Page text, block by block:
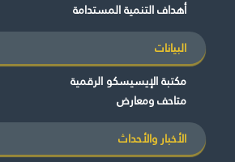
أهداف التنمية المستدامة
البيانات
مكتبة الإيسيسكو الرقمية
متاحف ومعارض
الأخبار والأحداث